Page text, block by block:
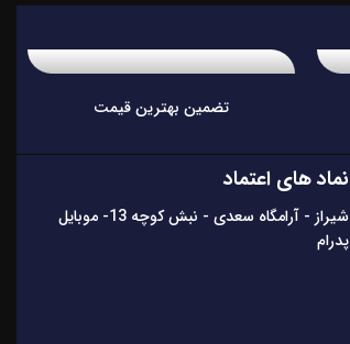
تضمین بهترین قیمت
نماد های اعتماد
شیراز - آرامگاه سعدی - نبش کوچه 13- موبایل
پدرام